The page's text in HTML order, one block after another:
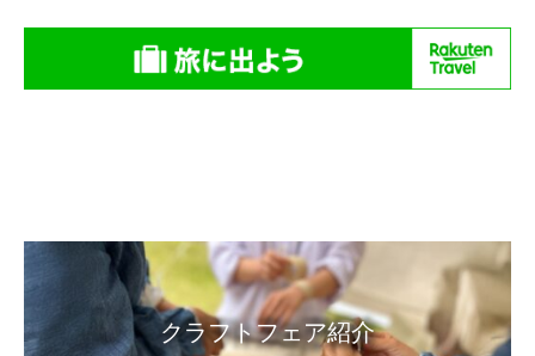
クラフトフェア紹介